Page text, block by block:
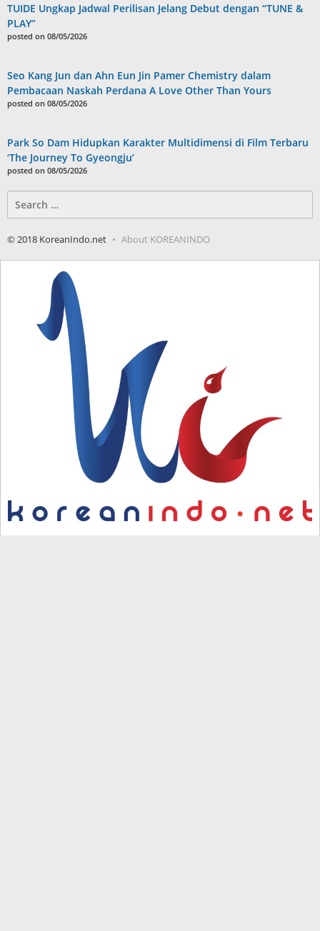
TUIDE Ungkap Jadwal Perilisan Jelang Debut dengan “TUNE &
PLAY”
posted on 08/05/2026
Seo Kang Jun dan Ahn Eun Jin Pamer Chemistry dalam
Pembacaan Naskah Perdana A Love Other Than Yours
posted on 08/05/2026
Park So Dam Hidupkan Karakter Multidimensi di Film Terbaru
‘The Journey To Gyeongju’
posted on 08/05/2026
for:
© 2018 KoreanIndo.net About KOREANINDO